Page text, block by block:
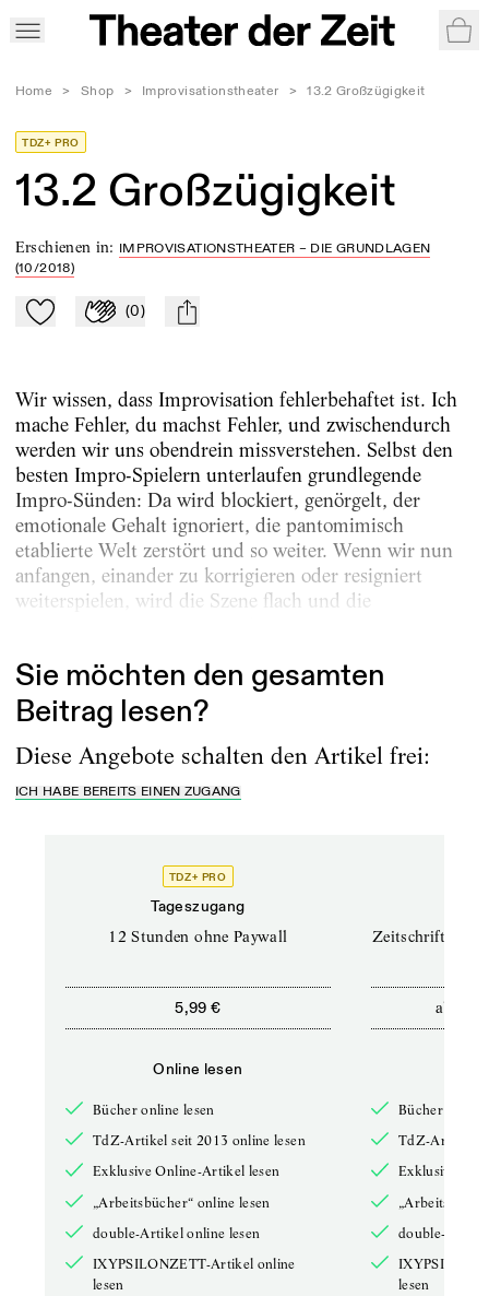
Home > Shop > Improvisationstheater > 13.2 Großzügigkeit
TDZ+ PRO
13.2 Großzügigkeit
Erschienen in: IMPROVISATIONSTHEATER – DIE GRUNDLAGEN
(10/2018)
Zu Mein-TdZ hinzufügen
Applaudieren
(0) mail
Wir wissen, dass Improvisation fehlerbehaftet ist. Ich
mache Fehler, du machst Fehler, und zwischendurch
werden wir uns obendrein missverstehen. Selbst den
besten Impro-Spielern unterlaufen grundlegende
Impro-Sünden: Da wird blockiert, genörgelt, der
emotionale Gehalt ignoriert, die pantomimisch
etablierte Welt zerstört und so weiter. Wenn wir nun
anfangen, einander zu korrigieren oder resigniert
weiterspielen, wird die Szene flach und die
Sie möchten den gesamten
Beitrag lesen?
Diese Angebote schalten den Artikel frei:
ICH HABE BEREITS EINEN ZUGANG
TDZ+ PRO
Tageszugang
12 Stunden ohne Paywall
5,99 €
Online lesen
Bücher online lesen
TdZ-Artikel seit 2013 online lesen
Exklusive Online-Artikel lesen
„Arbeitsbücher“ online lesen
double-Artikel online lesen
IXYPSILONZETT-Artikel online
lesen
Zeitschriften
ab
Bücher online
TdZ-Artikel
Exklusive
double-
lesen